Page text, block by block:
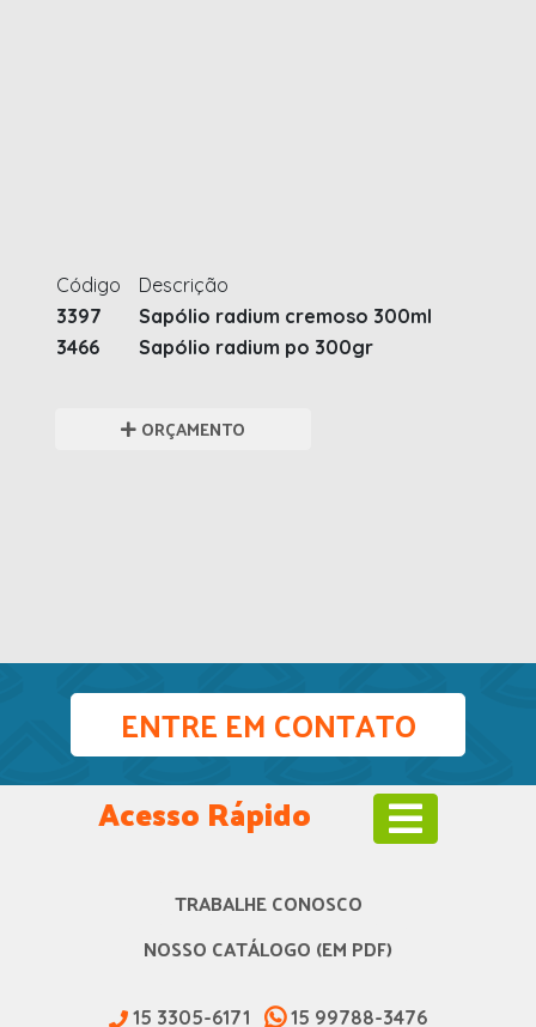
Código
Descrição
3397
Sapólio radium cremoso 300ml
3466
Sapólio radium po 300gr
ORÇAMENTO
ENTRE EM CONTATO
Acesso Rápido
TRABALHE CONOSCO
NOSSO CATÁLOGO (EM PDF)
15 3305-6171 15 99788-3476